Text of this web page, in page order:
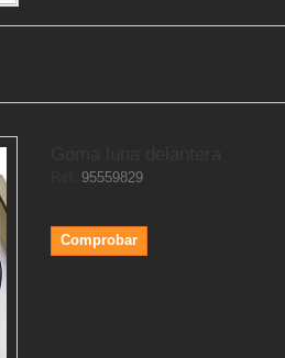
95559829
Comprobar